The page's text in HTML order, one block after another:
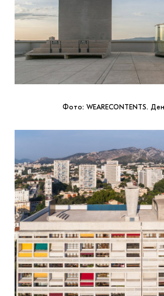
Фото: WEARECONTENTS.